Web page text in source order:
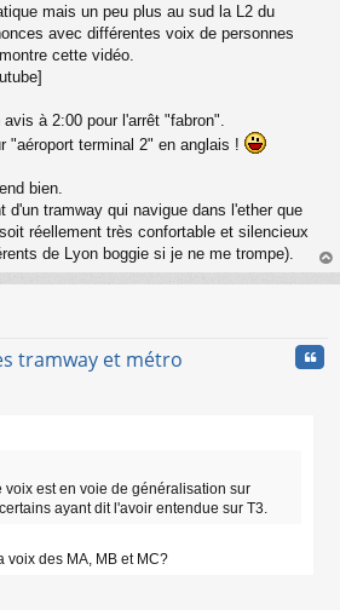
mais un peu plus au sud la L2 du
avec différentes voix de personnes
cette vidéo.
à 2:00 pour l'arrêt "fabron".
"aéroport terminal 2" en anglais !
bien.
d'un tramway qui navigue dans l'ether que
réellement très confortable et silencieux
de Lyon boggie si je ne me trompe).
au
tramway et métro
voix est en voie de généralisation sur
ayant dit l'avoir entendue sur T3.
voix des MA, MB et MC?